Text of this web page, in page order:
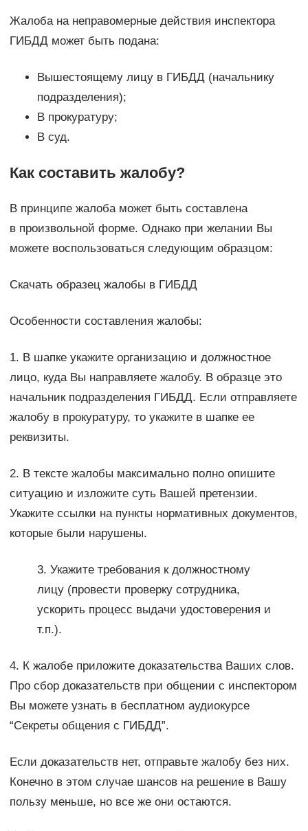
Жалоба на неправомерные действия инспектора
ГИБДД может быть подана:
Вышестоящему лицу в ГИБДД (начальнику
подразделения);
В прокуратуру;
В суд.
Как составить жалобу?
В принципе жалоба может быть составлена
в произвольной форме. Однако при желании Вы
можете воспользоваться следующим образцом:
Скачать образец жалобы в ГИБДД
Особенности составления жалобы:
1. В шапке укажите организацию и должностное
лицо, куда Вы направляете жалобу. В образце это
начальник подразделения ГИБДД. Если отправляете
жалобу в прокуратуру, то укажите в шапке ее
реквизиты.
2. В тексте жалобы максимально полно опишите
ситуацию и изложите суть Вашей претензии.
Укажите ссылки на пункты нормативных документов,
которые были нарушены.
3. Укажите требования к должностному
лицу (провести проверку сотрудника,
ускорить процесс выдачи удостоверения и
т.п.).
4. К жалобе приложите доказательства Ваших слов.
Про сбор доказательств при общении с инспектором
Вы можете узнать в бесплатном аудиокурсе
“Секреты общения с ГИБДД”.
Если доказательств нет, отправьте жалобу без них.
Конечно в этом случае шансов на решение в Вашу
пользу меньше, но все же они остаются.